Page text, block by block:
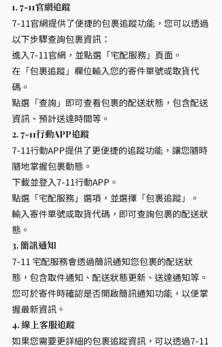
1. 7-11官網追蹤
7-11官網提供了便捷的包裹追蹤功能，您可以透過
以下步驟查詢包裹資訊：
進入7-11官網，並點選「宅配服務」頁面。
在「包裹追蹤」欄位輸入您的寄件單號或取貨代
碼。
點選「查詢」即可查看包裹的配送狀態，包含配送
資訊、預計送達時間等。
2. 7-11行動APP追蹤
7-11行動APP提供了更便捷的追蹤功能，讓您隨時
隨地掌握包裹動態。
下載並登入7-11行動APP。
點選「宅配服務」選項，並選擇「包裹追蹤」。
輸入寄件單號或取貨代碼，即可查詢包裹的配送狀
態。
3. 簡訊通知
7-11 宅配服務會透過簡訊通知您包裹的配送狀
態，包含取件通知、配送狀態更新、送達通知等。
您可於寄件時確認是否開啟簡訊通知功能，以便掌
握最新資訊。
4. 線上客服追蹤
如果您需要更詳細的包裹追蹤資訊，可以透過7-11